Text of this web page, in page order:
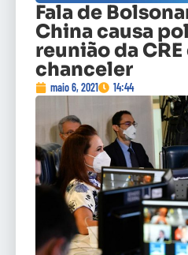
Fala de
China causa
reunião da
chanceler
maio 6, 2021 14:44